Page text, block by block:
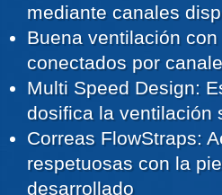
mediante canales
Buena ventilación
conectados por
Multi Speed Design:
dosifica la ventilación
Correas FlowStraps:
respetuosas con la
desarrollado